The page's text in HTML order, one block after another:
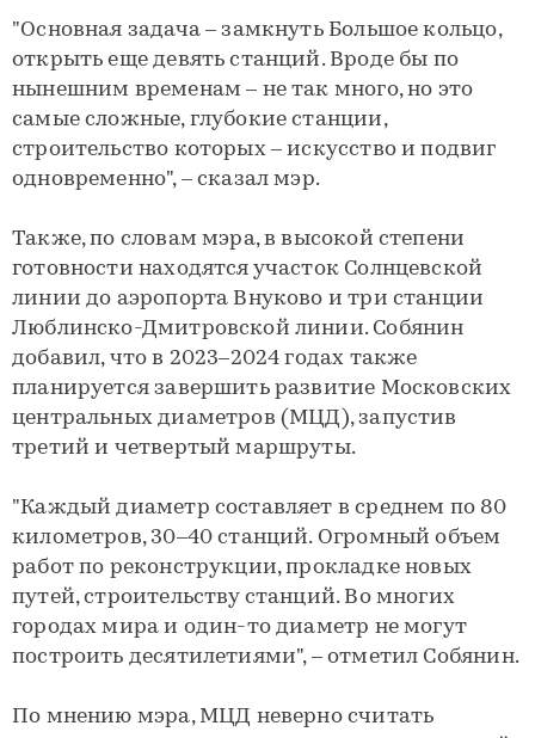
"Основная задача – замкнуть Большое кольцо,
открыть еще девять станций. Вроде бы по
нынешним временам – не так много, но это
самые сложные, глубокие станции,
строительство которых – искусство и подвиг
одновременно", – сказал мэр.
Также, по словам мэра, в высокой степени
готовности находятся участок Солнцевской
линии до аэропорта Внуково и три станции
Люблинско-Дмитровской линии. Собянин
добавил, что в 2023–2024 годах также
планируется завершить развитие Московских
центральных диаметров (МЦД), запустив
третий и четвертый маршруты.
"Каждый диаметр составляет в среднем по 80
километров, 30–40 станций. Огромный объем
работ по реконструкции, прокладке новых
путей, строительству станций. Во многих
городах мира и один-то диаметр не могут
построить десятилетиями", – отметил Собянин.
По мнению мэра, МЦД неверно считать